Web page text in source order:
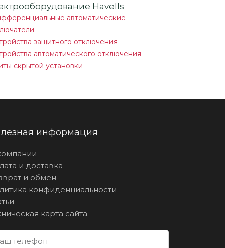
Havells
автоматические
защитного отключения
автоматического отключения
скрытой установки
информация
и доставка
и обмен
конфиденциальности
карта сайта